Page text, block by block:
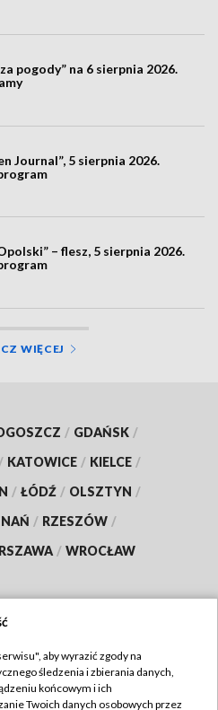
pogody” na 6 sierpnia 2026.
Journal”, 5 sierpnia 2026.
– flesz, 5 sierpnia 2026.
WIĘCEJ
/ GDAŃSK /
/ KATOWICE / KIELCE /
/ ŁÓDŹ / OLSZTYN /
/ RZESZÓW /
/ WROCŁAW
TVP
aby wyrazić zgody na
śledzenia i zbierania danych,
końcowym i ich
Twoich danych osobowych przez